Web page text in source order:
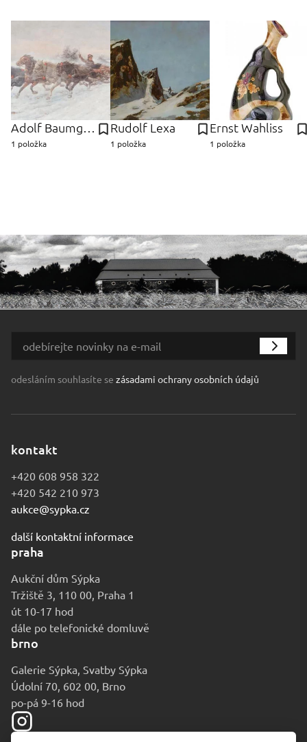
Adolf Baumgartner-Stoiloff
1 položka
Rudolf Lexa
1 položka
Ernst Wahliss
1 položka
odesláním souhlasíte se zásadami ochrany osobních údajů
kontakt
+420 608 958 322
+420 542 210 973
aukce@sypka.cz
další kontaktní informace
praha
Aukční dům Sýpka
Tržiště 3, 110 00, Praha 1
út 10-17 hod
dále po telefonické domluvě
brno
Galerie Sýpka, Svatby Sýpka
Údolní 70, 602 00, Brno
po-pá 9-16 hod